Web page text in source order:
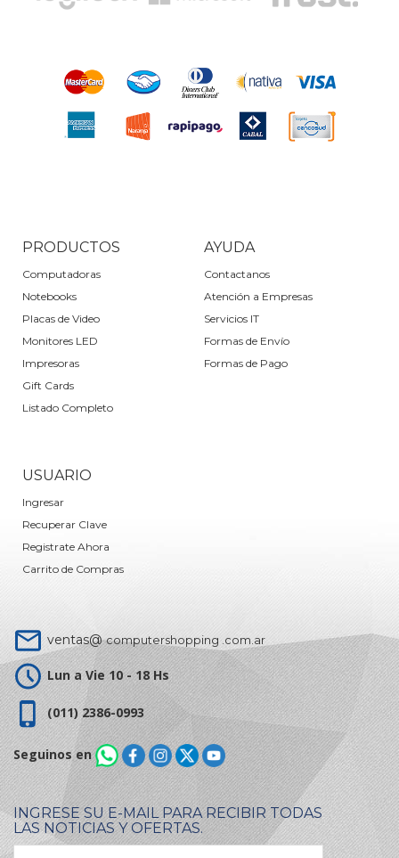
PRODUCTOS
Computadoras
Notebooks
Placas de Video
Monitores LED
Impresoras
Gift Cards
Listado Completo
AYUDA
Contactanos
Atención a Empresas
Servicios IT
Formas de Envío
Formas de Pago
USUARIO
Ingresar
Recuperar Clave
Registrate Ahora
Carrito de Compras
ventas@computershopping .com.ar
Lun a Vie 10 - 18 Hs
(011) 2386-0993
Seguinos en
INGRESE SU E-MAIL PARA RECIBIR TODAS
LAS NOTICIAS Y OFERTAS.